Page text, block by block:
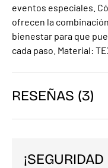
eventos especiales.
ofrecen la
bienestar para que
cada paso. Material:
RESEÑAS (3)